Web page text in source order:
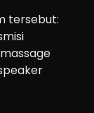
tersebut: